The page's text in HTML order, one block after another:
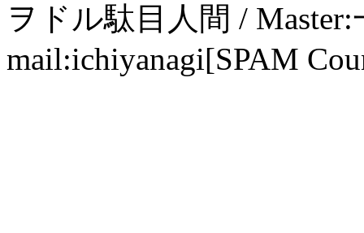
ヲドル駄目人間 /
mail:ichiyanagi[SPAM